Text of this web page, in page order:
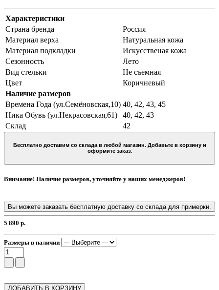
Характеристики
Страна бренда
Россия
Материал верха
Натуральная кожа
Материал подкладки
Искусственая кожа
Сезонность
Лето
Вид стельки
Не съемная
Цвет
Коричневый
Наличие размеров
Времена Года (ул.Семёновская,10) 40, 42, 43, 45
Ника Обувь (ул.Некрасовская,61)
40, 42, 43
Склад
42
Бесплатно доставим со склада в любой магазин. Добавьте в корзину и
оформите заказ.
Внимание! Наличие размеров, уточняйте у наших менеджеров!
Вы можете заказать бесплатную доставку со склада для примерки.
5 890 р.
Размеры в наличии
ДОБАВИТЬ В КОРЗИНУ